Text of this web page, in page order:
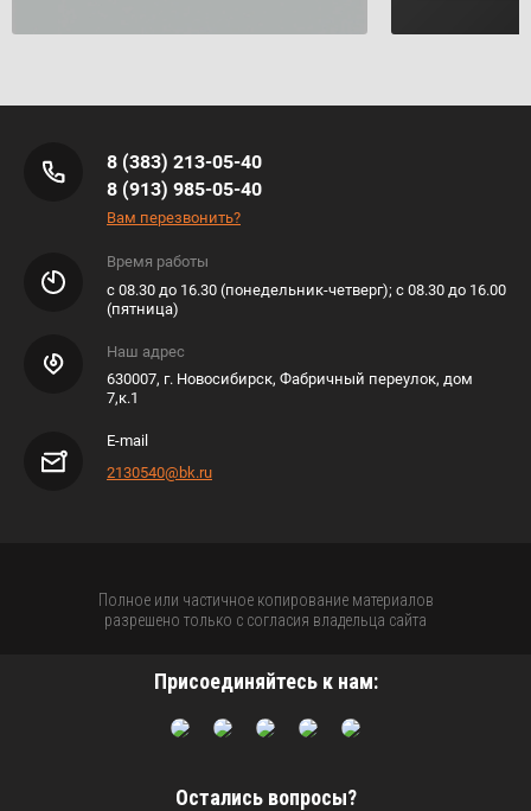
8 (383) 213-05-40
8 (913) 985-05-40
Вам перезвонить?
Время работы
с 08.30 до 16.30 (понедельник-четверг); с 08.30 до 16.00
(пятница)
Наш адрес
630007, г. Новосибирск, Фабричный переулок, дом
7,к.1
E-mail
2130540@bk.ru
Полное или частичное копирование материалов
разрешено только с согласия владельца сайта
Присоединяйтесь к нам:
Остались вопросы?